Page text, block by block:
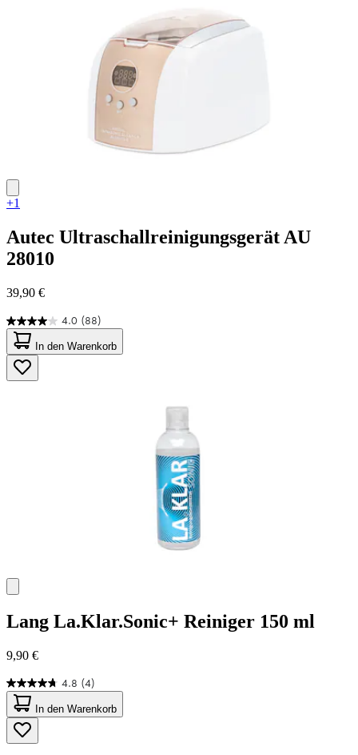
+1
Autec Ultraschallreinigungsgerät AU
28010
39,90 €
4.0 (88)
4.0
von
5
Sternen.
88
In den Warenkorb
Lang La.Klar.Sonic+ Reiniger 150 ml
9,90 €
4.8 (4)
4.8
von
5
Sternen.
4
In den Warenkorb